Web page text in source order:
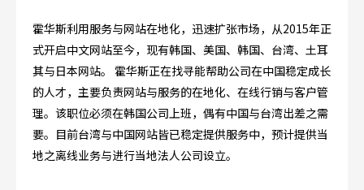
霍华斯利用服务与网站在地化，迅速扩张市场，从2015年正
式开启中文网站至今，现有韩国、美国、韩国、台湾、土耳
其与日本网站。 霍华斯正在找寻能帮助公司在中国稳定成长
的人才，主要负责网站与服务的在地化、在线行销与客户管
理。该职位必须在韩国公司上班，偶有中国与台湾出差之需
要。目前台湾与中国网站皆已稳定提供服务中，预计提供当
地之离线业务与进行当地法人公司设立。